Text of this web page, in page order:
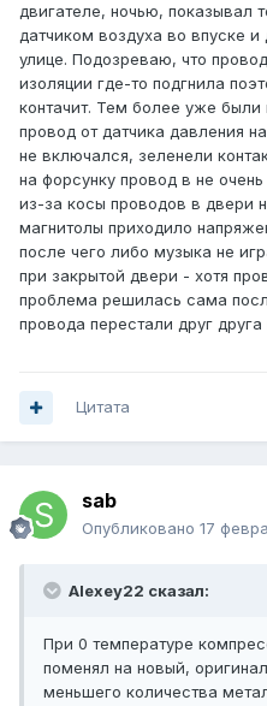
двигателе, ночью, показывал
датчиком воздуха во впуске
улице. Подозреваю, что
изоляции где-то подгнила
контачит. Тем более уже
провод от датчика давления
не включался, зеленели
на форсунку провод в не
из-за косы проводов в двери
магнитолы приходило
после чего либо музыка не
при закрытой двери - хотя
проблема решилась сама
провода перестали друг друга
Цитата
sab
Опубликовано 17
Alexey22 сказал:
При 0 температуре
поменял на новый,
меньшего количества